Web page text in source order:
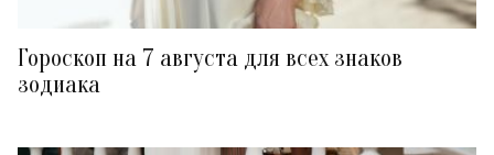
Гороскоп на 7 августа для всех знаков
зодиака